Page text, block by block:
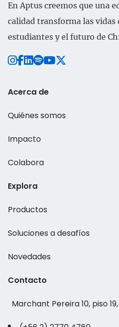
En Aptus creemos que una
calidad transforma las vidas
estudiantes y el futuro de
Acerca de
Quiénes somos
Impacto
Colabora
Explora
Productos
Soluciones a desafíos
Novedades
Contacto
Marchant Pereira 10, piso